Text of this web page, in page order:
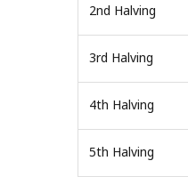
2nd Halving
3rd Halving
4th Halving
5th Halving